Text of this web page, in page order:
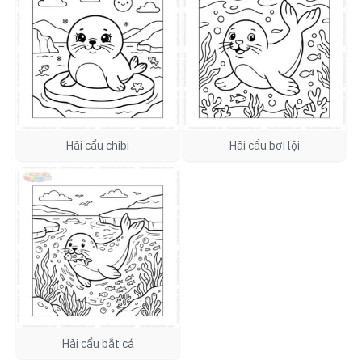
Hải cẩu chibi Hải cẩu bơi lội
Hải cẩu bắt cá